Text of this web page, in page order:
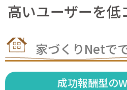
高いユーザーを低
家づくりNetで
成功報酬型の